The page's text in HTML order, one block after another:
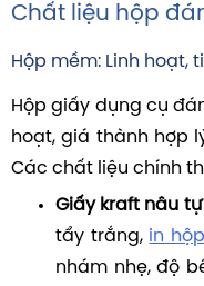
Chất liệu hộp
Hộp mềm: Linh hoạt,
Hộp giấy dụng cụ
hoạt, giá thành hợp
Các chất liệu chính
Giấy kraft nâu
tẩy trắng, in
nhám nhẹ, độ